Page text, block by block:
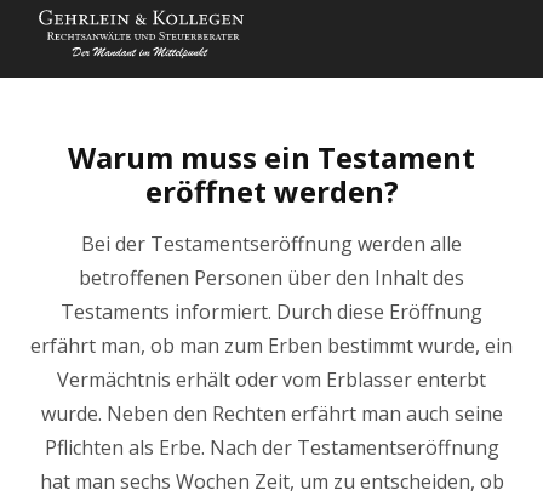
Warum muss ein Testament
eröffnet werden?
Bei der Testamentseröffnung werden alle
betroffenen Personen über den Inhalt des
Testaments informiert. Durch diese Eröffnung
erfährt man, ob man zum Erben bestimmt wurde, ein
Vermächtnis erhält oder vom Erblasser enterbt
wurde. Neben den Rechten erfährt man auch seine
Pflichten als Erbe. Nach der Testamentseröffnung
hat man sechs Wochen Zeit, um zu entscheiden, ob